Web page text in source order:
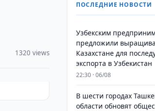
1320 views
ПОСЛЕДНИЕ НОВОСТИ
Узбекским
предложили
Казахстане для
экспорта в Узбекистан
22:30 · 06/08
В шести городах
области обновят